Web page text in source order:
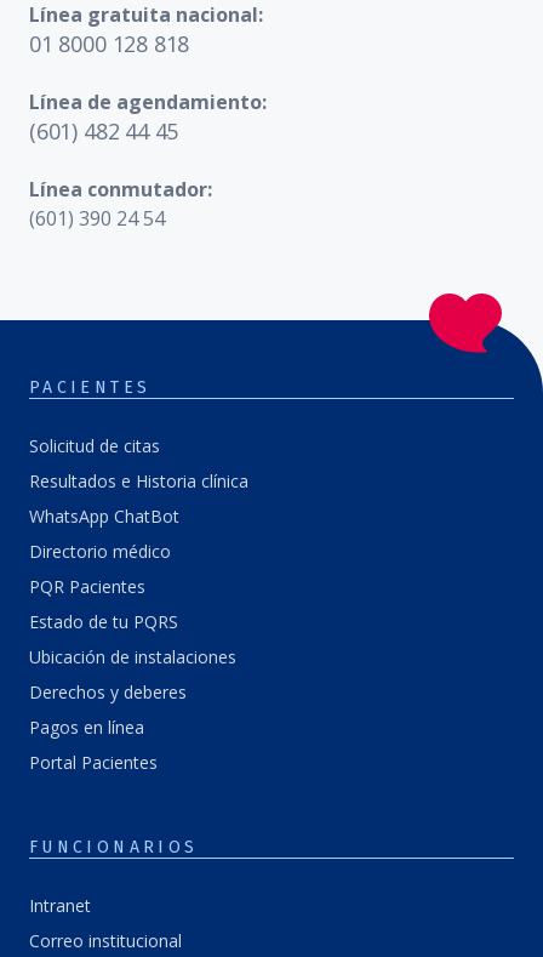
Línea gratuita nacional:
01 8000 128 818
Línea de agendamiento:
(601) 482 44 45
Línea conmutador:
(601) 390 24 54
PACIENTES
Solicitud de citas
Resultados e Historia clínica
WhatsApp ChatBot
Directorio médico
PQR Pacientes
Estado de tu PQRS
Ubicación de instalaciones
Derechos y deberes
Pagos en línea
Portal Pacientes
FUNCIONARIOS
Intranet
Correo institucional